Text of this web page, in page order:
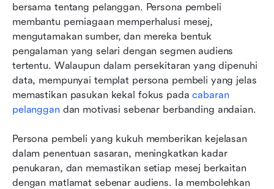
bersama tentang pelanggan. Persona pembeli
membantu perniagaan memperhalusi mesej,
mengutamakan sumber, dan mereka bentuk
pengalaman yang selari dengan segmen audiens
tertentu. Walaupun dalam persekitaran yang dipenuhi
data, mempunyai templat persona pembeli yang jelas
memastikan pasukan kekal fokus pada cabaran
pelanggan dan motivasi sebenar berbanding andaian.
Persona pembeli yang kukuh memberikan kejelasan
dalam penentuan sasaran, meningkatkan kadar
penukaran, dan memastikan setiap mesej berkaitan
dengan matlamat sebenar audiens. Ia membolehkan